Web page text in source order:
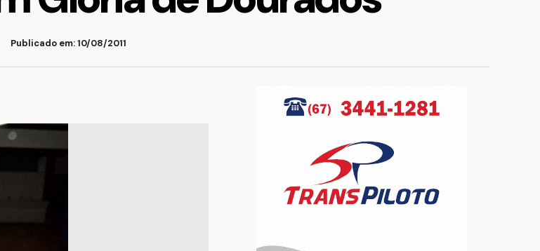
Publicado em: 10/08/2011